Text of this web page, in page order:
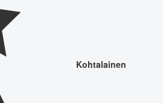
Kohtalainen